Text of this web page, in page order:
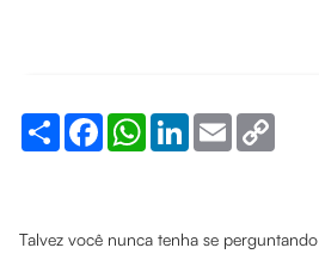
Share FacebookWhatsApp
LinkedInEmail
Talvez você nunca tenha se perguntando